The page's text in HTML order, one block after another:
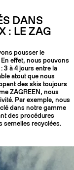
DANS
: LE ZAG
pousser le
effet, nous pouvons
3 à 4 jours entre la
atout que nous
des skis toujours
ZAGREEN, nous
Par exemple, nous
dans notre gamme
des procédures
semelles recyclées.